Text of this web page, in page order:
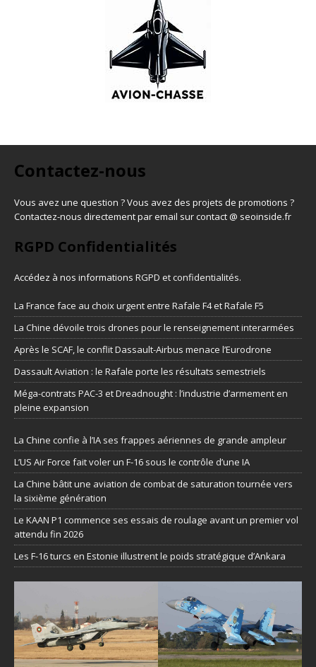
Contactez-nous
Vous avez une question ? Vous avez des projets de promotions ?
Contactez-nous directement par email sur contact @ seoinside.fr
RGPD Confidentialités
Accédez à nos informations RGPD et confidentialités.
La France face au choix urgent entre Rafale F4 et Rafale F5
La Chine dévoile trois drones pour le renseignement interarmées
Après le SCAF, le conflit Dassault-Airbus menace l’Eurodrone
Dassault Aviation : le Rafale porte les résultats semestriels
Méga-contrats PAC-3 et Dreadnought : l’industrie d’armement en
pleine expansion
La Chine confie à l’IA ses frappes aériennes de grande ampleur
L’US Air Force fait voler un F-16 sous le contrôle d’une IA
La Chine bâtit une aviation de combat de saturation tournée vers
la sixième génération
Le KAAN P1 commence ses essais de roulage avant un premier vol
attendu fin 2026
Les F-16 turcs en Estonie illustrent le poids stratégique d’Ankara